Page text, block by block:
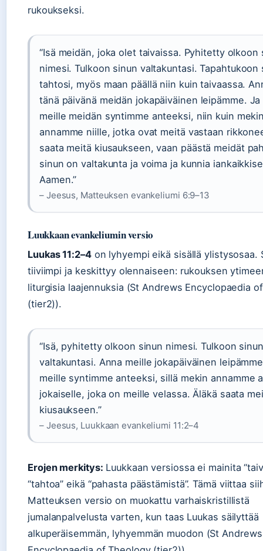
rukoukseksi.
“Isä meidän, joka olet taivaissa. Pyhitetty olkoon
nimesi. Tulkoon sinun valtakuntasi. Tapahtukoon
tahtosi, myös maan päällä niin kuin taivaassa.
tänä päivänä meidän jokapäiväinen leipämme. Ja
meille meidän syntimme anteeksi, niin kuin
annamme niille, jotka ovat meitä vastaan
saata meitä kiusaukseen, vaan päästä meidät
sinun on valtakunta ja voima ja kunnia
Aamen.”
– Jeesus, Matteuksen evankeliumi 6:9–13
Luukkaan evankeliumin versio
Luukas 11:2–4on lyhyempi eikä sisällä ylistysosaa.
tiiviimpi ja keskittyy olennaiseen: rukouksen
liturgisia laajennuksia (St Andrews Encyclopaedia
(tier2)).
“Isä, pyhitetty olkoon sinun nimesi. Tulkoon sinun
valtakuntasi. Anna meille jokapäiväinen
meille syntimme anteeksi, sillä mekin annamme
jokaiselle, joka on meille velassa. Äläkä saata
kiusaukseen.”
– Jeesus, Luukkaan evankeliumi 11:2–4
Erojen merkitys: Luukkaan versiossa ei mainita
“tahtoa” eikä “pahasta päästämistä”. Tämä viittaa
Matteuksen versio on muokattu varhaiskristillistä
jumalanpalvelusta varten, kun taas Luukas säilyttää
alkuperäisemmän, lyhyemmän muodon (St Andrews